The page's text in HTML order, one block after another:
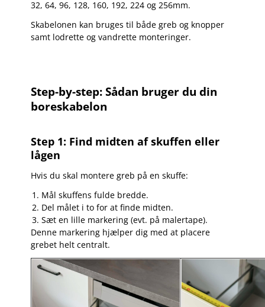
32, 64, 96, 128, 160, 192, 224 og 256mm.
Skabelonen kan bruges til både greb og knopper
samt lodrette og vandrette monteringer.
Step-by-step: Sådan bruger du din
boreskabelon
Step 1: Find midten af skuffen eller
lågen
Hvis du skal montere greb på en skuffe:
Mål skuffens fulde bredde.
Del målet i to for at finde midten.
Sæt en lille markering (evt. på malertape).
Denne markering hjælper dig med at placere
grebet helt centralt.